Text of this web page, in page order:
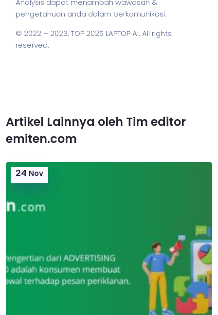
Analysis dapat menambah wawasan &
pengetahuan anda dalam berkomunikasi.
© 2022 – 2023, TOP 2025 LAPTOP AI. All rights
reserved.
Artikel Lainnya oleh Tim editor
emiten.com
24 Nov